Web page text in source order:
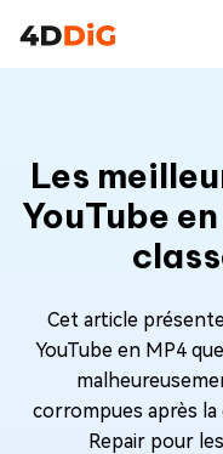
Les
YouTube
Cet article
YouTube en MP4
corrompues après la
Repair pour